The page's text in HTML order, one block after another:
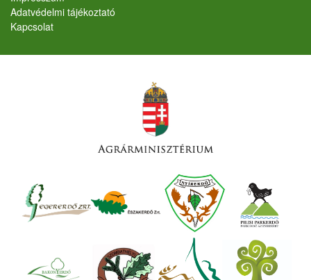
Adatvédelmi tájékoztató
Kapcsolat